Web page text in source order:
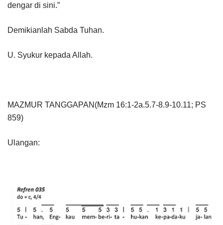
dengar di sini.”
Demikianlah Sabda Tuhan.
U. Syukur kepada Allah.
MAZMUR TANGGAPAN(Mzm 16:1-2a.5.7-8.9-10.11; PS
859)
Ulangan: